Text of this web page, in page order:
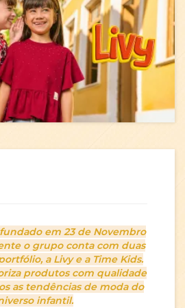
em 23 de Novembro
o grupo conta com duas
a Livy e a Time Kids.
produtos com qualidade
as tendências de moda do
infantil.